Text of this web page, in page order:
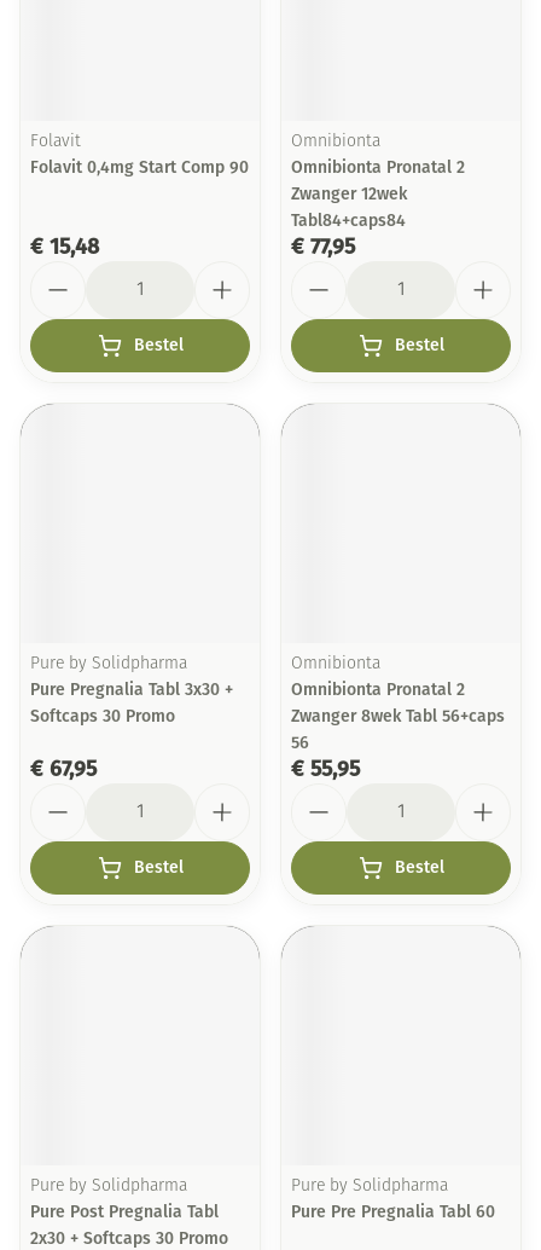
Folavit
Folavit 0,4mg Start Comp 90
€ 15,48
Bestel
Omnibionta
Omnibionta Pronatal 2
Zwanger 12wek
Tabl84+caps84
€ 77,95
Bestel
Pure by Solidpharma
Pure Pregnalia Tabl 3x30 +
Softcaps 30 Promo
€ 67,95
Bestel
Omnibionta
Omnibionta Pronatal 2
Zwanger 8wek Tabl 56+caps
56
€ 55,95
Bestel
Pure by Solidpharma
Pure Post Pregnalia Tabl
2x30 + Softcaps 30 Promo
Pure by Solidpharma
Pure Pre Pregnalia Tabl 60